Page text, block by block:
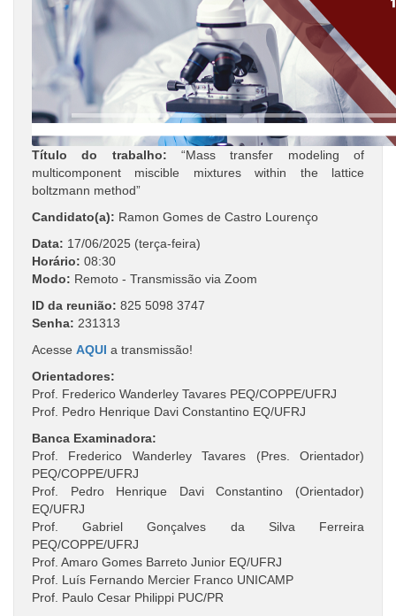
Título do trabalho: “Mass transfer modeling of
multicomponent miscible mixtures within the lattice
boltzmann method”
Candidato(a): Ramon Gomes de Castro Lourenço
Data: 17/06/2025 (terça-feira)
Horário: 08:30
Modo: Remoto - Transmissão via Zoom
ID da reunião: 825 5098 3747
Senha: 231313
Acesse AQUI a transmissão!
Orientadores:
Prof. Frederico Wanderley Tavares PEQ/COPPE/UFRJ
Prof. Pedro Henrique Davi Constantino EQ/UFRJ
Banca Examinadora:
Prof. Frederico Wanderley Tavares (Pres. Orientador)
PEQ/COPPE/UFRJ
Prof. Pedro Henrique Davi Constantino (Orientador)
EQ/UFRJ
Prof. Gabriel Gonçalves da Silva Ferreira
PEQ/COPPE/UFRJ
Prof. Amaro Gomes Barreto Junior EQ/UFRJ
Prof. Luís Fernando Mercier Franco UNICAMP
Prof. Paulo Cesar Philippi PUC/PR